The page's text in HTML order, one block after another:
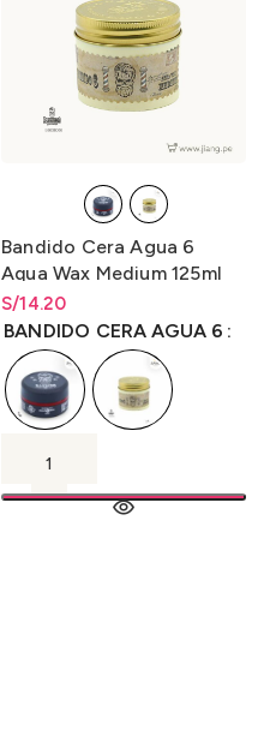
Bandido Cera Agua 6
Aqua Wax Medium 125ml
S/14.20
Rango de precios: desde
S/14.20hastaS/14.20
BANDIDO CERA AGUA 6